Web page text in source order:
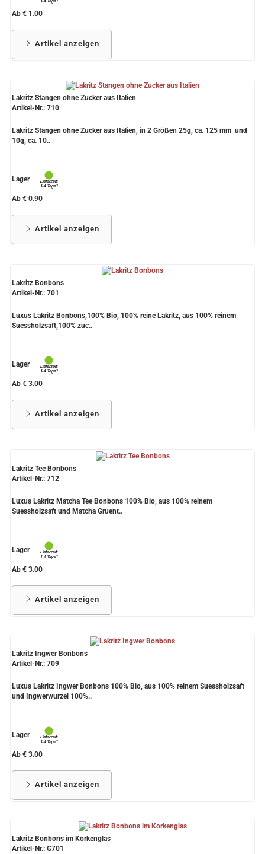
Ab € 1.00
Artikel anzeigen
Lakritz Stangen ohne Zucker aus Italien
Artikel-Nr.: 710
Lakritz Stangen ohne Zucker aus Italien, in 2 Größen 25g, ca. 125 mm und
10g, ca. 10..
Lager
Ab € 0.90
Artikel anzeigen
Lakritz Bonbons
Artikel-Nr.: 701
Luxus Lakritz Bonbons,100% Bio, 100% reine Lakritz, aus 100% reinem
Suessholzsaft,100% zuc..
Lager
Ab € 3.00
Artikel anzeigen
Lakritz Tee Bonbons
Artikel-Nr.: 712
Luxus Lakritz Matcha Tee Bonbons 100% Bio, aus 100% reinem
Suessholzsaft und Matcha Gruent..
Lager
Ab € 3.00
Artikel anzeigen
Lakritz Ingwer Bonbons
Artikel-Nr.: 709
Luxus Lakritz Ingwer Bonbons 100% Bio, aus 100% reinem Suessholzsaft
und Ingwerwurzel 100%..
Lager
Ab € 3.00
Artikel anzeigen
Lakritz Bonbons im Korkenglas
Artikel-Nr.: G701